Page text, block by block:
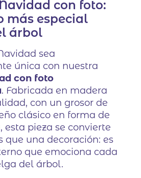
con foto:
más especial
árbol
sea
única con nuestra
con foto
. Fabricada en madera
con un grosor de
clásico en forma de
esta pieza se convierte
que una decoración: es
que emociona cada
del árbol.